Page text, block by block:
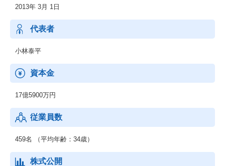
１．「クリエイティブ&エンジニアリング」事業
２．「タレントプラットフォーム」事業
顧客様との直接取引で、新規事業開発/プロダクト開発の創出（0→
1フェーズの支援）からサービス成長（既存サービスへの支援）に
企画・開発面でクライアントを支援する「クリエイティブ&エンジ
ニアリング」事業と、
ォーム」事業の2つを展開しています。
2013年 3月 1日
代表者
小林泰平
資本金
17億5900万円
従業員数
459名 （平均年齢：34歳）
株式公開